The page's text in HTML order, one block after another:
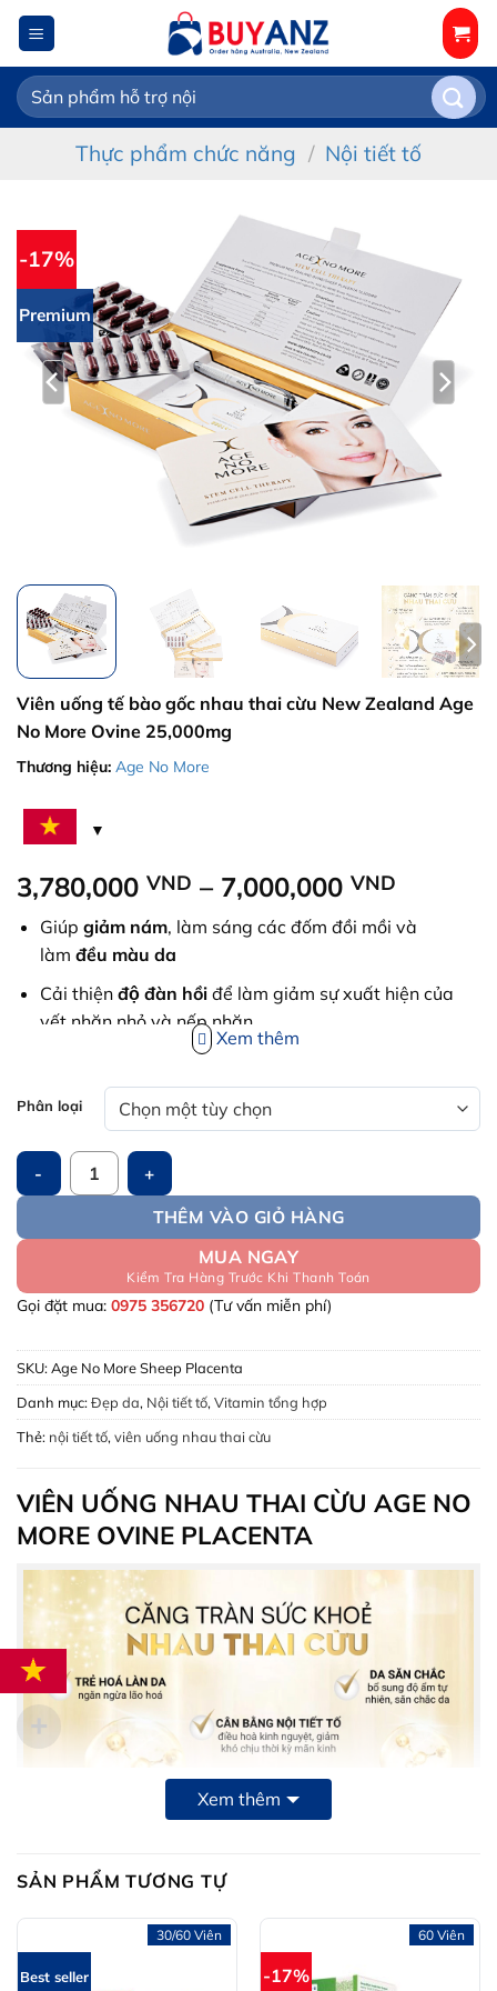
Chuyển
đến
nội
dung
Tìm
kiếm:
Thực phẩm chức năng / Nội tiết tố
-17%
Premium
Viên uống tế bào gốc nhau thai cừu New Zealand Age
No More Ovine 25,000mg
Thương hiệu: Age No More
3,780,000 VND – 7,000,000 VND
giá:
từ
đến
Giúp giảm nám, làm sáng các đốm đồi mồi và
làm đều màu da
Cải thiện độ đàn hồiđể làm giảm sự xuất hiện của
vết nhăn nhỏ và nếp nhăn
tái tạo và làm mới tế bào,
sung độ ẩm, làm mịn da
Cân bằng nội tiết tố:Điều tiết và cân bằng lượng
hoocmon nữ, hạn chế nhưng khó chịu trong kỳ kinh
nguyệt và giai đoạn tiền mãn kinh
Hỗ trợ chức năng tim mạch, tăng cường hệ miễn
Tăng cường sức khỏe xương khớp.
Xem thêm
Phân loại
Viên uống tế bào gốc nhau thai cừu New Zealand Age No
THÊM VÀO GIỎ HÀNG
MUA NGAY
Kiểm Tra Hàng Trước Khi Thanh Toán
Gọi đặt mua: 0975 356720 (Tư vấn miễn phí)
SKU:Age No More Sheep Placenta
Danh mục:Đẹp da, Nội tiết tố, Vitamin tổng hợp
Thẻ: nội tiết tố, viên uống nhau thai cừu
VIÊN UỐNG NHAU THAI CỪU AGE NO
MORE OVINE PLACENTA
Xem thêm
SẢN PHẨM TƯƠNG TỰ
Best seller
30/60 Viên
-17%
60 Viên